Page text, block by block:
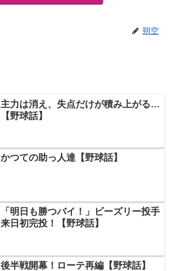
朔空
主力は消え、失点だけが積み上がる…
【野球話】
かつての助っ人達【野球話】
「明日も勝つバイ！」ビーズリー投手
来日初完投！【野球話】
後半戦開幕！ローテ再編【野球話】